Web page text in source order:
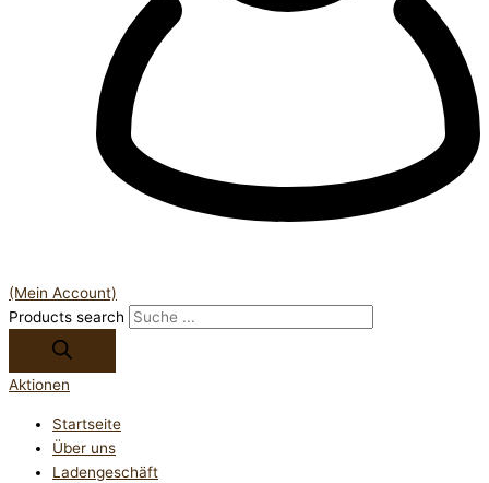
(Mein Account)
Products search
Aktionen
Startseite
Über uns
Ladengeschäft